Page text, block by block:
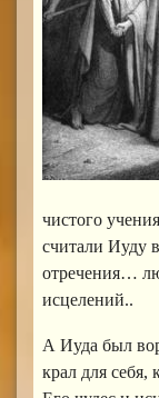
чистого
считали Иуду
отречения…
исцелений..
А Иуда был
крал для себя,